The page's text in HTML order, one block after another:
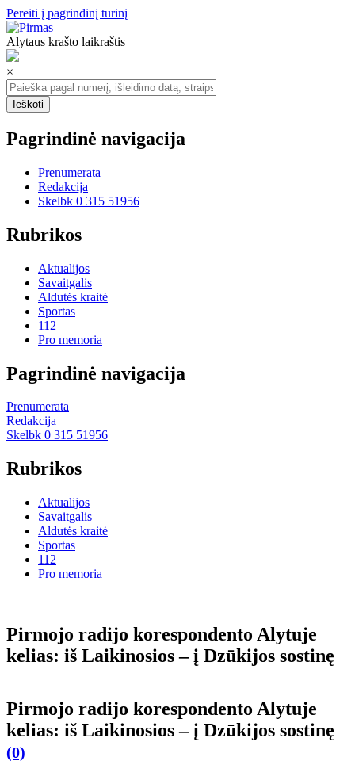
Pereiti į pagrindinį turinį
Alytaus krašto laikraštis
×
Pagrindinė navigacija
Prenumerata
Redakcija
Skelbk 0 315 51956
Rubrikos
Aktualijos
Savaitgalis
Aldutės kraitė
Sportas
112
Pro memoria
Pagrindinė navigacija
Prenumerata
Redakcija
Skelbk 0 315 51956
Rubrikos
Aktualijos
Savaitgalis
Aldutės kraitė
Sportas
112
Pro memoria
Pirmojo radijo korespondento Alytuje
kelias: iš Laikinosios – į Dzūkijos sostinę
Pirmojo radijo korespondento Alytuje
kelias: iš Laikinosios – į Dzūkijos sostinę
(0)